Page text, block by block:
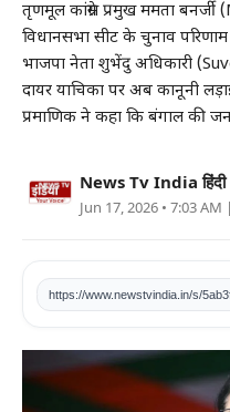
ऑटो
मनोरंजन
विदेश
खेल
वीडियो
कारोबार
तृणमूल कांग्रेस प्रमुख ममता
विधानसभा सीट के चुनाव परिणाम
भाजपा नेता शुभेंदु अधिकारी
दायर याचिका पर अब कानूनी
प्रमाणिक ने कहा कि बंगाल की
News Tv India हिंदी
Jun 17, 2026 • 7:03 AM
https://www.newstvindia.in/s/